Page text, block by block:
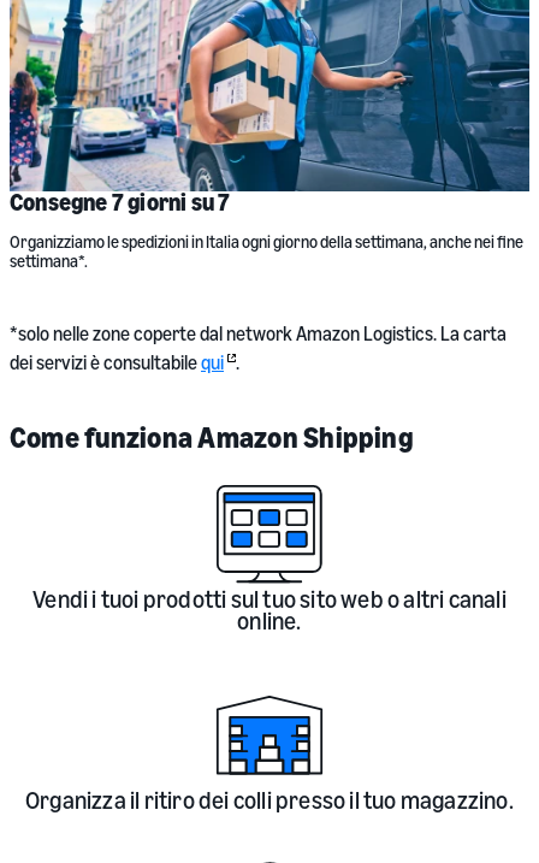
Consegne 7 giorni su 7
Organizziamo le spedizioni in Italia ogni giorno della settimana, anche nei fine
settimana*.
*solo nelle zone coperte dal network Amazon Logistics. La carta
dei servizi è consultabilequi .
Come funziona Amazon Shipping
Vendi i tuoi prodotti sul tuo sito web o altri canali
online.
Organizza il ritiro dei colli presso il tuo magazzino.